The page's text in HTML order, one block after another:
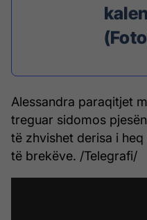
Alessandra paraqitjet
treguar sidomos
të zhvishet derisa i
të brekëve. /Telegrafi/